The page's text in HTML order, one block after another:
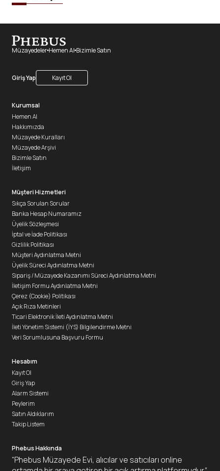
Müzayedeler Hemen Al Bizimle Satın
Giriş Yap Kayıt Ol
Phebus Hakkında
“Phebus Müzayede Evi, alıcılar ve satıcıları online
Kurumsal
Hemen Al
Hakkımızda
Müzayede Kuralları
Müzayede Arşivi
Bizimle Satın
İletişim
Müşteri Hizmetleri
Sıkça Sorulan Sorular
Banka Hesap Numaramız
Üyelik Sözleşmesi
İptal ve İade Politikası
Gizlilik Politikası
Müşteri Aydınlatma Metni
Üyelik Süreci Aydınlatma Metni
Sipariş / Müzayede Kazanımı Süreci Aydınlatma Metni
İletişim Formu Aydınlatma Metni
Çerez (Cookie) Politikası
Açık Rıza Metinleri
Ticari Elektronik İleti Aydınlatma Metni
İleti Yönetim Sistemi (İYS) Bilgilendirme Metni
Veri Sorumlusuna Başvuru Formu
Hesabım
Kayıt Ol
Giriş Yap
Alarm Sistemi
Peylerim
Satın Aldıklarım
Takip Listem